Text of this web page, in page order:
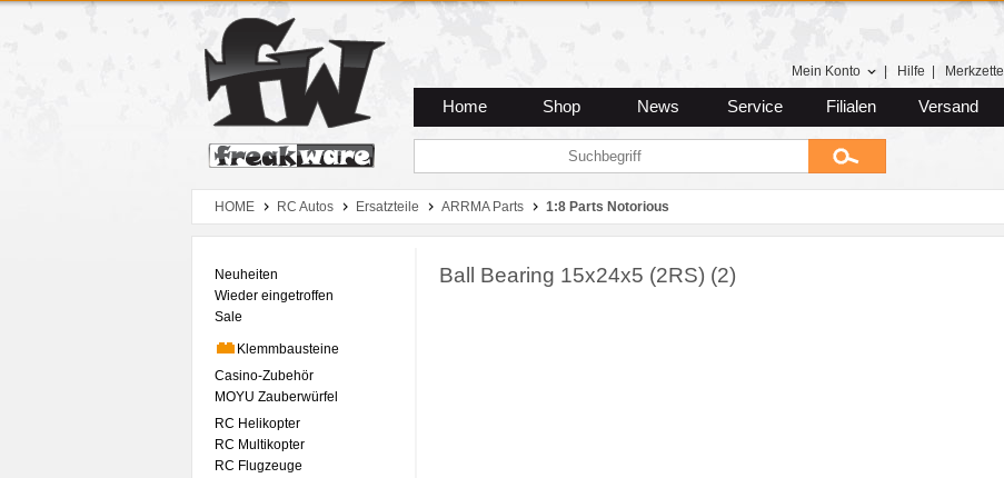
Zum Hauptmenue
Zum Seiteninhalt
Zum Warenkob
Mein Konto Hilfe Merkzettel
Home Shop News Service Filialen Versand
HOME RC Autos Ersatzteile ARRMA Parts 1:8 Parts Notorious
Neuheiten
Wieder eingetroffen
Sale
Klemmbausteine
Casino-Zubehör
MOYU Zauberwürfel
RC Helikopter
RC Multikopter
RC Flugzeuge
Ball Bearing 15x24x5 (2RS) (2)